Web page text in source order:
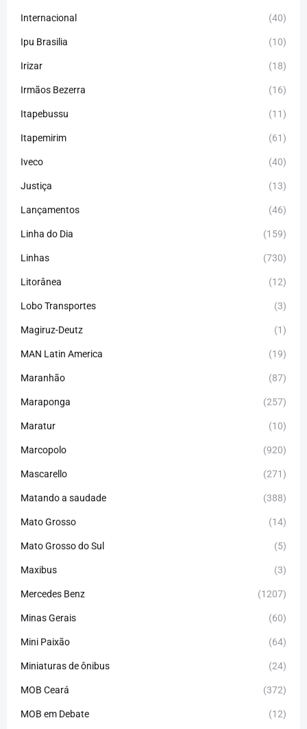
Internacional (40)
Ipu Brasilia (10)
Irizar (18)
Irmãos Bezerra (16)
Itapebussu (11)
Itapemirim (61)
Iveco (40)
Justiça (13)
Lançamentos (46)
Linha do Dia (159)
Linhas (730)
Litorânea (12)
Lobo Transportes (3)
Magiruz-Deutz (1)
MAN Latin America (19)
Maranhão (87)
Maraponga (257)
Maratur (10)
Marcopolo (920)
Mascarello (271)
Matando a saudade (388)
Mato Grosso (14)
Mato Grosso do Sul (5)
Maxibus (3)
Mercedes Benz (1207)
Minas Gerais (60)
Mini Paixão (64)
Miniaturas de ônibus (24)
MOB Ceará (372)
MOB em Debate (12)